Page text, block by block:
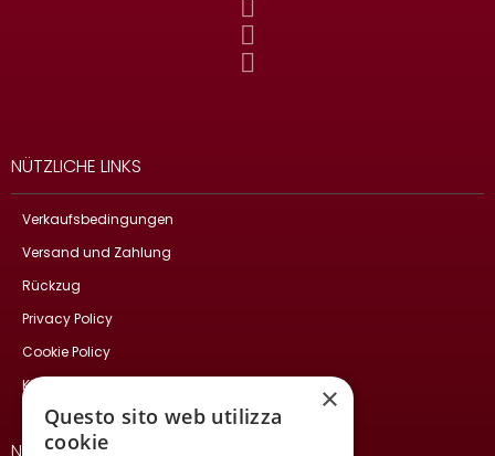
NÜTZLICHE LINKS
Verkaufsbedingungen
Versand und Zahlung
Rückzug
Privacy Policy
Cookie Policy
Kontakte
×
Questo sito web utilizza
cookie